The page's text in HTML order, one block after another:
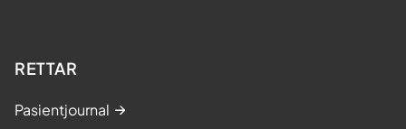
RETTAR
Pasientjournal